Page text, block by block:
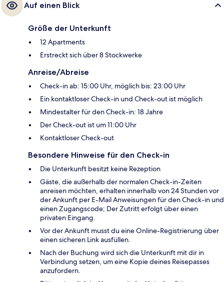
Auf einen Blick
Größe der Unterkunft
12 Apartments
Erstreckt sich über 8 Stockwerke
Anreise/Abreise
Check-in ab: 15:00 Uhr, möglich bis: 23:00 Uhr
Ein kontaktloser Check-in und Check-out ist möglich
Mindestalter für den Check-in: 18 Jahre
Der Check-out ist um 11:00 Uhr
Kontaktloser Check-out
Besondere Hinweise für den Check-in
Die Unterkunft besitzt keine Rezeption
Gäste, die außerhalb der normalen Check-in-Zeiten
anreisen möchten, erhalten innerhalb von 24 Stunden vor
der Ankunft per E-Mail Anweisungen für den Check-in und
einen Zugangscode; Der Zutritt erfolgt über einen
privaten Eingang.
Vor der Ankunft musst du eine Online-Registrierung über
einen sicheren Link ausfüllen.
Nach der Buchung wird sich die Unterkunft mit dir in
Verbindung setzen, um eine Kopie deines Reisepasses
anzufordern.